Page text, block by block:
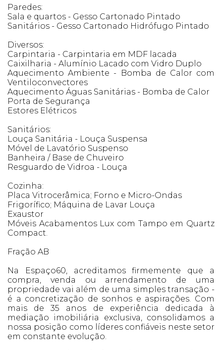
Paredes:
Sala e quartos - Gesso Cartonado Pintado
Sanitários - Gesso Cartonado Hidrófugo Pintado
Diversos:
Carpintaria - Carpintaria em MDF lacada
Caixilharia - Alumínio Lacado com Vidro Duplo
Aquecimento Ambiente - Bomba de Calor com
Ventiloconvectores
Aquecimento Águas Sanitárias - Bomba de Calor
Porta de Segurança
Estores Elétricos
Sanitários:
Louça Sanitária - Louça Suspensa
Móvel de Lavatório Suspenso
Banheira / Base de Chuveiro
Resguardo de Vidroa - Louça
Cozinha:
Placa Vitrocerâmica; Forno e Micro-Ondas
Frigorífico; Máquina de Lavar Louça
Exaustor
Móveis Acabamentos Lux com Tampo em Quartz
Compact.
Fração AB
Na Espaço60, acreditamos firmemente que a
compra, venda ou arrendamento de uma
propriedade vai além de uma simples transação -
é a concretização de sonhos e aspirações. Com
mais de 35 anos de experiência dedicada à
mediação imobiliária exclusiva, consolidamos a
nossa posição como líderes confiáveis neste setor
em constante evolução.